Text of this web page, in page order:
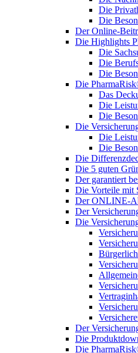
Die
Die
Der Online-
Die Highlights
Die
Die
Die
Die
Das
Die
Die
Die
Die
Die
Die
Die 5 guten
Der garantiert
Die Vorteile mit
Der ONLINE-
Der
Die
Der
Die
Die